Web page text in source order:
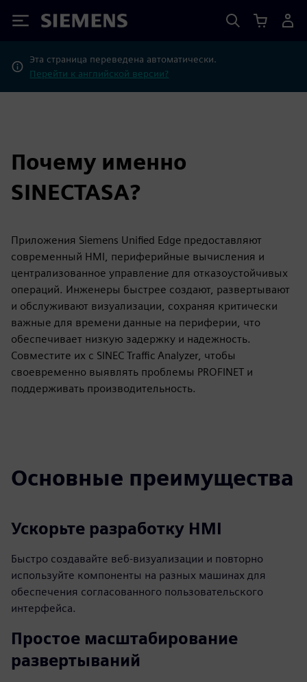
Siemens
Эта страница переведена автоматически.
Перейти к английской версии?
Почему именно
SINECTASA?
Приложения Siemens Unified Edge предоставляют
современный HMI, периферийные вычисления и
централизованное управление для отказоустойчивых
операций. Инженеры быстрее создают, развертывают
и обслуживают визуализации, сохраняя критически
важные для времени данные на периферии, что
обеспечивает низкую задержку и надежность.
Совместите их с SINEC Traffic Analyzer, чтобы
своевременно выявлять проблемы PROFINET и
поддерживать производительность.
Основные преимущества
Ускорьте разработку HMI
Быстро создавайте веб-визуализации и повторно
используйте компоненты на разных машинах для
обеспечения согласованного пользовательского
интерфейса.
Простое масштабирование
развертываний